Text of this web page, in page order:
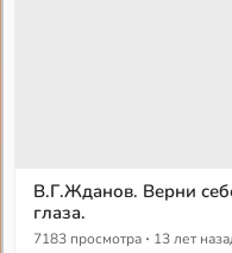
В.Г.Жданов. Верни
глаза.
7183 просмотра · 13 лет